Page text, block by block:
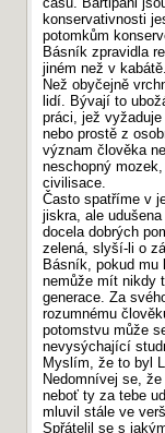
konservativnosti
potomkům
Básník zpravidla
jiném než v
Než obyčejně
lidí. Bývají to
práci, jež
nebo prostě z
význam člověka
neschopný
civilisace.
Často spatříme v
jiskra, ale
docela dobrých
zelená, slyší-li o
Básník, pokud
nemůže mít nikdy
generace. Za
rozumnému
potomstvu může
nevysýchající
Myslím, že to byl
Nedomnívej se,
neboť ty za tebe
mluvil stále ve
Spřátelil se s